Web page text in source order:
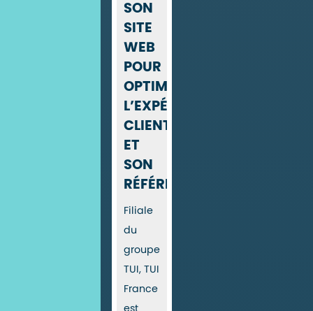
SON
SITE
WEB
POUR
OPTIMISER
L’EXPÉRIENCE
CLIENT
ET
SON
RÉFÉRENCEMENT
Filiale
du
groupe
TUI, TUI
France
est